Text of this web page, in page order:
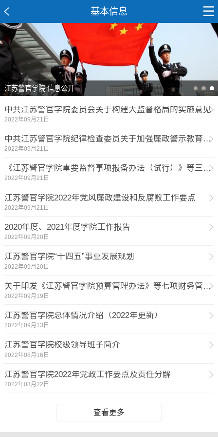
基本信息
江苏警官学院 信息公开
中共江苏警官学院委员会关于构建大监督格局的实施意见
2022年09月21日
中共江苏警官学院纪律检查委员关于加强廉政警示教育的意见
2022年09月21日
《江苏警官学院重要监督事项报备办法（试行）》等三项制度
2022年09月21日
江苏警官学院2022年党风廉政建设和反腐败工作要点
2022年09月21日
2020年度、2021年度学院工作报告
2022年09月20日
江苏警官学院“十四五”事业发展规划
2022年09月20日
关于印发《江苏警官学院预算管理办法》等七项财务管理制度的通知(苏警院〔2022〕27号)
2022年09月19日
江苏警官学院总体情况介绍（2022年更新）
2022年09月13日
江苏警官学院校级领导班子简介
2022年08月16日
江苏警官学院2022年党政工作要点及责任分解
2022年03月22日
查看更多